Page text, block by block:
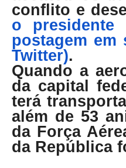
conflito e
o
postagem
Twitter).
Quando a
da capital
terá
além de 53
da Força
da República